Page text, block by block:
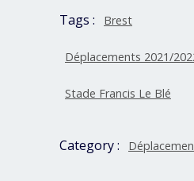
Tags : Brest
Déplacements 2021/
Stade Francis Le Blé
Category :